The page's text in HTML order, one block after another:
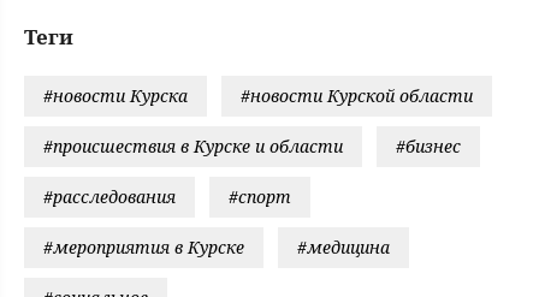
Теги
#новости Курска #новости Курской области
#происшествия в Курске и области #бизнес
#расследования #спорт
#мероприятия в Курске #медицина